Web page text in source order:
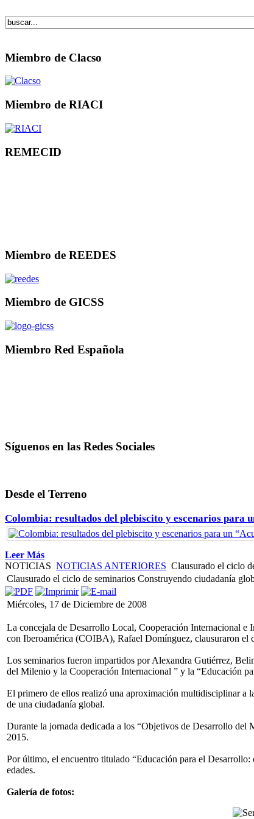
Miembro de Clacso
Miembro de RIACI
REMECID
Miembro de REEDES
Miembro de GICSS
Miembro Red Española
Síguenos en las Redes Sociales
Desde el Terreno
Colombia: resultados del plebiscito y escenarios para
Leer Más
NOTICIAS NOTICIAS ANTERIORES Clausurado el ciclo
Clausurado el ciclo de seminarios Construyendo ciudadanía
Miércoles, 17 de Diciembre de 2008
La concejala de Desarrollo Local, Cooperación Internacional
con Iberoamérica (COIBA), Rafael Domínguez, clausuraron el
Los seminarios fueron impartidos por Alexandra Gutiérrez,
del Milenio y la Cooperación Internacional ” y la “Educación
El primero de ellos realizó una aproximación multidisciplinar a
de una ciudadanía global.
Durante la jornada dedicada a los “Objetivos de Desarrollo del
2015.
Por último, el encuentro titulado “Educación para el
edades.
Galería de fotos: